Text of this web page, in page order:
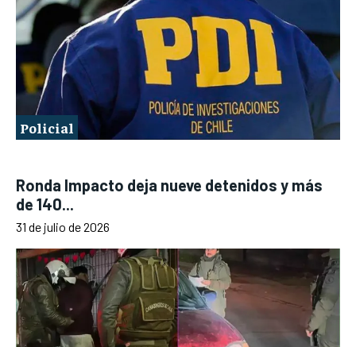
Policial
Ronda Impacto deja nueve detenidos y más
de 140...
31 de julio de 2026